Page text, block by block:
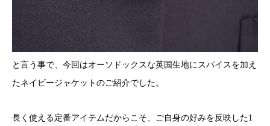
と言う事で、今回はオーソドックスな英国生地にスパイスを加え
たネイビージャケットのご紹介でした。
長く使える定番アイテムだからこそ、ご自身の好みを反映した1